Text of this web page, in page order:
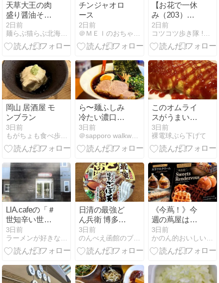
天草大王の肉
盛り醤油そば
@麺房 鶏くら
ふと(大阪府)
2026ラーメン
メンショー
2026#9
2日前
麺らぶ猫らぶ北海道らぶ\(^O^)／
チンジャオロ
ース
2日前
＠ＭＥＩのおちゃらけ日記
【お花で一休
み（203）】
うんちくを知
って、ますま
す取り去るの
思ってしまっ
た花
2日前
コツコツ歩き隊 !（はてな）
岡山 居酒屋 モ
ンブラン
3日前
もがちょも食べ歩きde飲み歩き
ら〜麺ふしみ
冷たい濃口辛
醤油ら〜麺
3日前
＠sapporo walkways.
このオムライ
スがうまいん
だ！
3日前
裸電球ぶら下げて
LIA.cafeの「＃
世知辛い世の
中で戦う大人
にファンタジ
ーを」と「ア
ー」（網走
市）
3日前
ラーメンが好きなんですよ！えぇ！
日清の最強ど
ん兵衛 博多ご
ぼ天うどん
3日前
のんべえ函館のブログ
《今蔦！》今
週の蔦屋はス
イーツ三昧！
初出店ベルギ
ーワッフル&
『Sweets
Rendezvous』
3日前
かのん的おいしい函館